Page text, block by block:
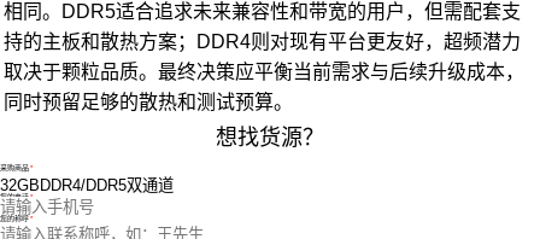
相同。DDR5适合追求未来兼容性和带宽的用户，但需配套支
持的主板和散热方案；DDR4则对现有平台更友好，超频潜力
取决于颗粒品质。最终决策应平衡当前需求与后续升级成本，
同时预留足够的散热和测试预算。
想找货源？
采购商品
您的电话
您的称呼